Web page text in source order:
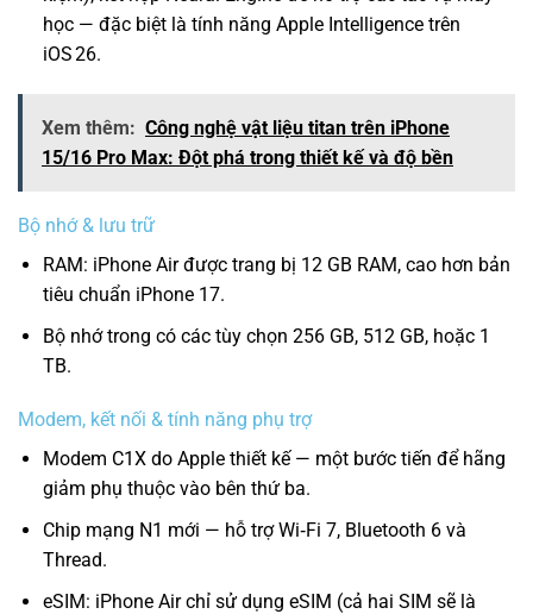
học — đặc biệt là tính năng Apple Intelligence trên
iOS 26.
Xem thêm: Công nghệ vật liệu titan trên iPhone
15/16 Pro Max: Đột phá trong thiết kế và độ bền
Bộ nhớ & lưu trữ
RAM: iPhone Air được trang bị 12 GB RAM, cao hơn bản
tiêu chuẩn iPhone 17.
Bộ nhớ trong có các tùy chọn 256 GB, 512 GB, hoặc 1
TB.
Modem, kết nối & tính năng phụ trợ
Modem C1X do Apple thiết kế — một bước tiến để hãng
giảm phụ thuộc vào bên thứ ba.
Chip mạng N1 mới — hỗ trợ Wi‑Fi 7, Bluetooth 6 và
Thread.
eSIM: iPhone Air chỉ sử dụng eSIM (cả hai SIM sẽ là